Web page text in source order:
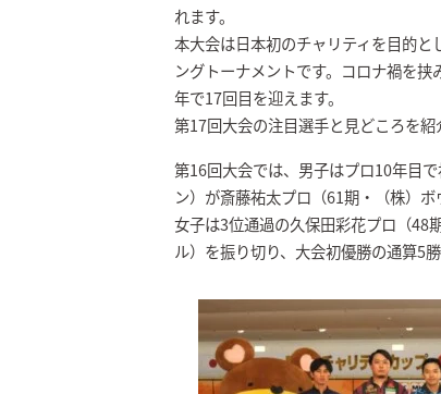
れます。
本大会は日本初のチャリティを目的
ングトーナメントです。コロナ禍を
年で17回目を迎えます。
第17回大会の注目選手と見どころを紹
第16回大会では、男子はプロ10年目
ン）が斎藤祐太プロ（61期・（株）
女子は3位通過の久保田彩花プロ（48
ル）を振り切り、大会初優勝の通算5